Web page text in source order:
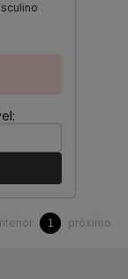
1 próximo